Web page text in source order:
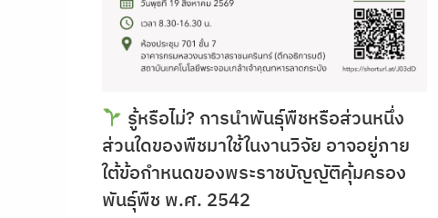
รู้หรือไม่? การนำพันธุ์พืชหรือส่วนหนึ่ง
ส่วนใดของพืชมาใช้ในงานวิจัย อาจอยู่ภาย
ใต้ข้อกำหนดของพระราชบัญญัติคุ้มครอง
พันธุ์พืช พ.ศ. 2542